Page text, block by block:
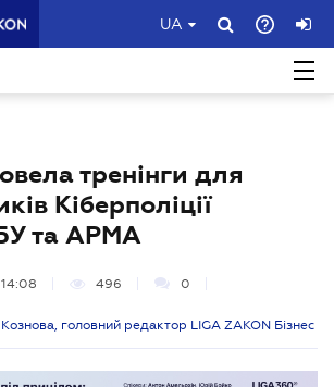
UA
тренінги для
Кіберполіції
та АРМА
496 0
головний редактор LIGA ZAKON Бізнес